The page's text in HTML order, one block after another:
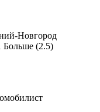
Новгород
Больше (2.5)